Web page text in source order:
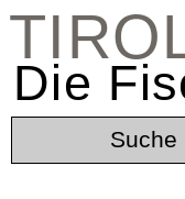
Die
Suche